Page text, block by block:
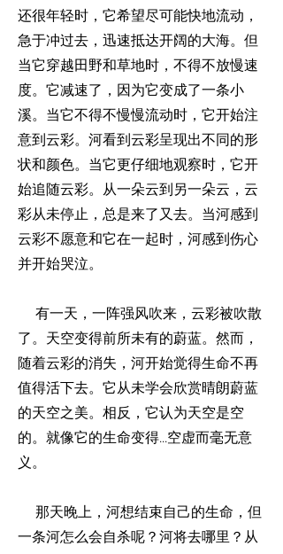
还很年轻时，它希望尽可能快地流动，
急于冲过去，迅速抵达开阔的大海。但
当它穿越田野和草地时，不得不放慢速
度。它减速了，因为它变成了一条小
溪。当它不得不慢慢流动时，它开始注
意到云彩。河看到云彩呈现出不同的形
状和颜色。当它更仔细地观察时，它开
始追随云彩。从一朵云到另一朵云，云
彩从未停止，总是来了又去。当河感到
云彩不愿意和它在一起时，河感到伤心
并开始哭泣。
有一天，一阵强风吹来，云彩被吹散
了。天空变得前所未有的蔚蓝。然而，
随着云彩的消失，河开始觉得生命不再
值得活下去。它从未学会欣赏晴朗蔚蓝
的天空之美。相反，它认为天空是空
的。就像它的生命变得...空虚而毫无意
义。
那天晚上，河想结束自己的生命，但
一条河怎么会自杀呢？河将去哪里？从